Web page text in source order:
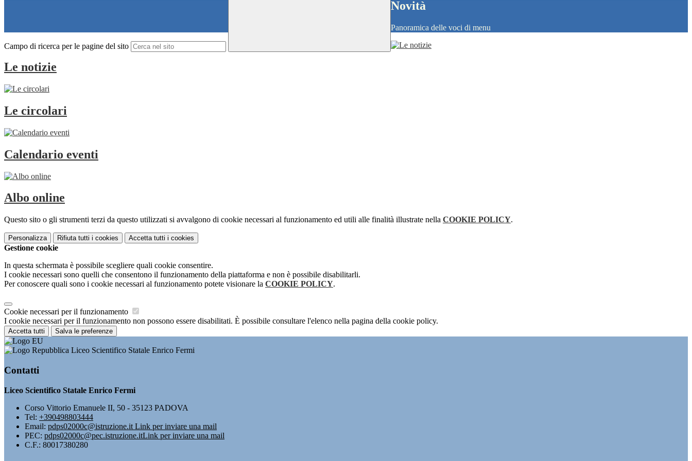
Campo di ricerca per le pagine del sito
Novità
Panoramica delle voci di menu
Le notizie
Le circolari
Calendario eventi
Albo online
Questo sito o gli strumenti terzi da questo utilizzati si avvalgono di cookie necessari al funzionamento ed utili alle finalità illustrate nella COOKIE POLICY.
Personalizza Rifiuta tutti i cookies Accetta tutti i cookies
Gestione cookie
In questa schermata è possibile scegliere quali cookie consentire.
I cookie necessari sono quelli che consentono il funzionamento della piattaforma e non è possibile disabilitarli.
Per conoscere quali sono i cookie necessari al funzionamento potete visionare la COOKIE POLICY.
Cookie necessari per il funzionamento
I cookie necessari per il funzionamento non possono essere disabilitati. È possibile consultare l'elenco nella pagina della cookie policy.
Accetta tutti Salva le preferenze
Liceo Scientifico Statale Enrico Fermi
Contatti
Liceo Scientifico Statale Enrico Fermi
Corso Vittorio Emanuele II, 50 - 35123 PADOVA
Tel: +390498803444
Email: pdps02000c@istruzione.it Link per inviare una mail
PEC: pdps02000c@pec.istruzione.itLink per inviare una mail
C.F.: 80017380280